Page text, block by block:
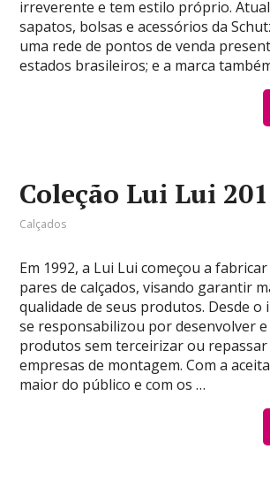
irreverente e tem estilo próprio.
sapatos, bolsas e acessórios da
uma rede de pontos de venda
estados brasileiros; e a marca
Coleção Lui Lui
Calçados
Em 1992, a Lui Lui começou a
pares de calçados, visando garantir
qualidade de seus produtos. Desde o
se responsabilizou por desenvolver
produtos sem terceirizar ou
empresas de montagem. Com a
maior do público e com os …